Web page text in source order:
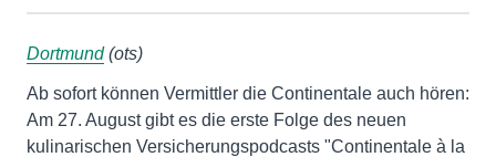
Dortmund(ots)
Ab sofort können Vermittler die Continentale auch hören:
Am 27. August gibt es die erste Folge des neuen
kulinarischen Versicherungspodcasts "Continentale à la